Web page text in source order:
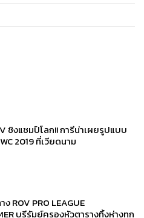
ชิงแชมป์โลก!! การีน่าเผยรูปแบบ
2019 ที่เวียดนาม
ROV PRO LEAGUE
บุรีรัมย์ครองหัวตารางทิ้งห่างทุก